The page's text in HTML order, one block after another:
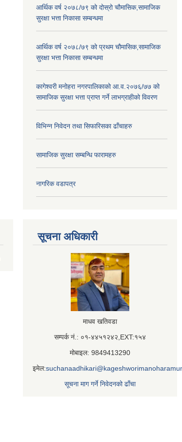
आर्थिक वर्ष २०७८/७९ को दोस्रो चौमासिक,सामाजिक
सुरक्षा भत्ता निकासा सम्बन्धमा
आर्थिक वर्ष २०७८/७९ को प्रथम चौमासिक,सामाजिक
सुरक्षा भत्ता निकासा सम्बन्धमा
कागेश्वरी मनोहरा नगरपालिकाको आ.व.२०७६/७७ को
सामाजिक सुरक्षा भत्ता प्राप्त गर्ने लाभग्राहीको विवरण
विभिन्न निवेदन तथा सिफारिसका ढाँचाहरु
सामाजिक सुरक्षा सम्बन्धि फारामहरु
नागरिक वडापत्र
सूचना अधिकारी
माधव खतिवडा
सम्पर्क नं.: ०१-४४५१२४२,EXT:१५४
मोबाइल: 9849413290
इमेल:
सूचना माग गर्ने निवेदनको ढाँचा